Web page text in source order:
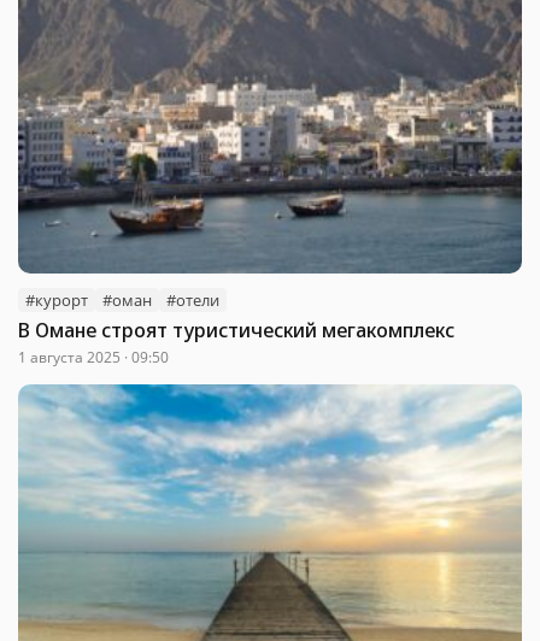
#курорт #оман #отели
В Омане строят туристический мегакомплекс
1 августа 2025 · 09:50